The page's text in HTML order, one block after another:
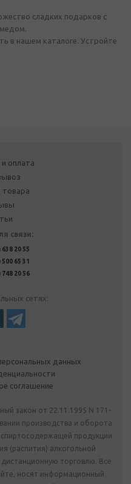
сладких подарков с
в нашем каталоге. Устройте
оплата
товара
связи:
638 20 55
65 31
748 20 56
сетях:
данных
соглашение
закон от 22.11.1995 N 171-
производства и оборота
спиртосодержащей продукции
(распития) алкогольной
торговлю. Все
носят информационный